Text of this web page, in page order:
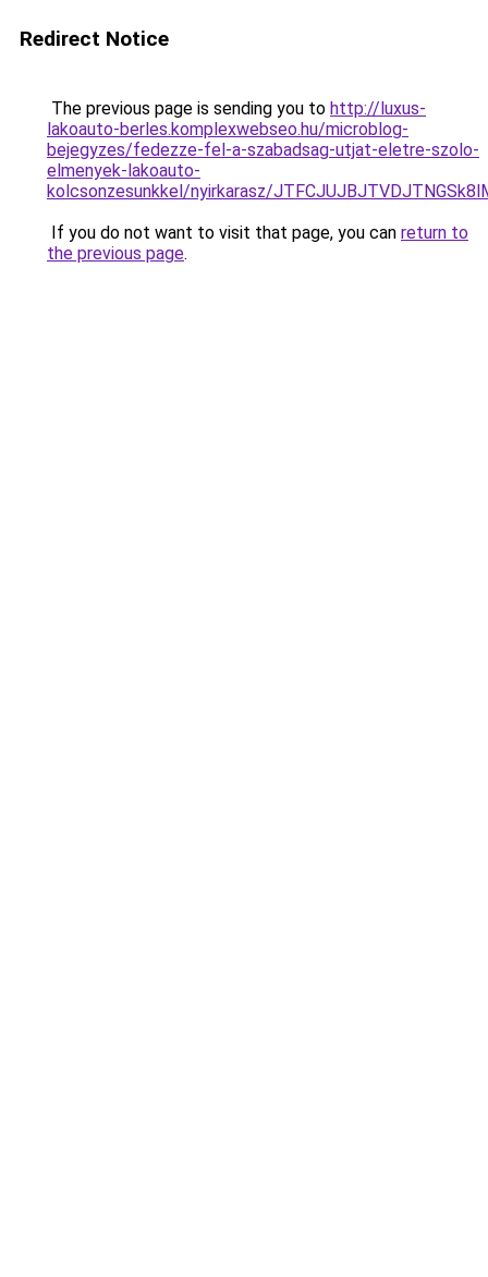
Redirect Notice
The previous page is sending you to http://luxus-
lakoauto-berles.komplexwebseo.hu/microblog-
bejegyzes/fedezze-fel-a-szabadsag-utjat-eletre-szolo-
elmenyek-lakoauto-
kolcsonzesunkkel/nyirkarasz/
If you do not want to visit that page, you can return to
the previous page.